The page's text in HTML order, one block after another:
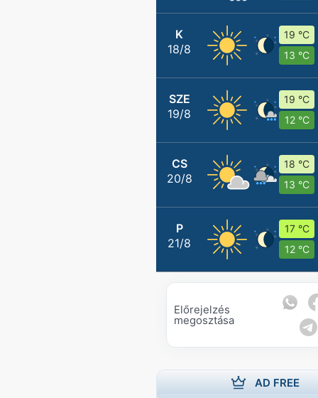
K
18/8
19 °C
13 °C
SZE
19/8
19 °C
12 °C
CS
20/8
18 °C
13 °C
P
21/8
17 °C
12 °C
Előrejelzés
megosztása
AD FREE